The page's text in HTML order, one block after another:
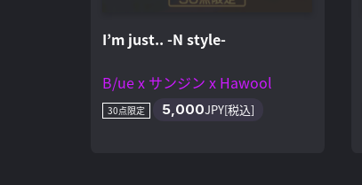
I’m just.. -N style-
B/ue x サンジン x Hawool
30点限定 5,000JPY[税込]